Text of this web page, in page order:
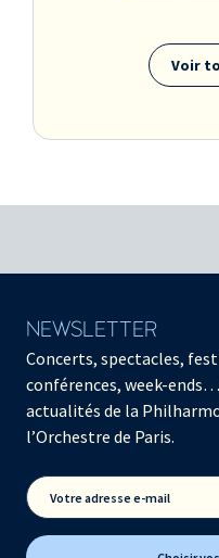
Voir
NEWSLETTER
Concerts, spectacles,
conférences, week-
actualités de la
l’Orchestre de Paris.
Votre adresse e-mail